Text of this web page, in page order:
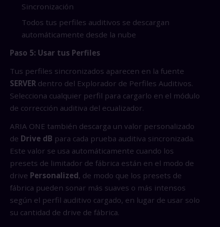
Sincronización
Todos tus perfiles auditivos se descargan
automáticamente desde la nube
Paso 5: Usar tus Perfiles
Tus perfiles sincronizados aparecen en la fuente
SERVER dentro del Explorador de Perfiles Auditivos.
Selecciona cualquier perfil para cargarlo en el módulo
de corrección auditiva del ecualizador.
ARIA ONE también descarga un valor personalizado
de Drive dB para cada prueba auditiva sincronizada.
Este valor se usa automáticamente cuando los
presets de limitador de fábrica están en el modo de
drive Personalized, de modo que los presets de
fábrica pueden sonar más suaves o más intensos
según el perfil auditivo cargado, en lugar de usar solo
su cantidad de drive de fábrica.